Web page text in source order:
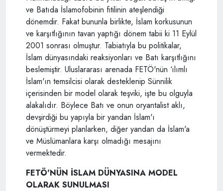
ve Batıda İslamofobinin fitilinin ateşlendiği
dönemdir. Fakat bununla birlikte, İslam korkusunun
ve karşıtlığının tavan yaptığı dönem tabii ki 11 Eylül
2001 sonrası olmuştur. Tabiatıyla bu politikalar,
İslam dünyasındaki reaksiyonları ve Batı karşıtlığını
beslemiştir. Uluslararası arenada FETÖ'nün ‘ılımlı
İslam'ın temsilcisi olarak desteklenip Sünnilik
içerisinden bir model olarak teşviki, işte bu olguyla
alakalıdır. Böylece Batı ve onun oryantalist aklı,
devşirdiği bu yapıyla bir yandan İslam'ı
dönüştürmeyi planlarken, diğer yandan da İslam'a
ve Müslümanlara karşı olmadığı mesajını
vermektedir.
FETÖ'NÜN İSLAM DÜNYASINA MODEL
OLARAK SUNULMASI